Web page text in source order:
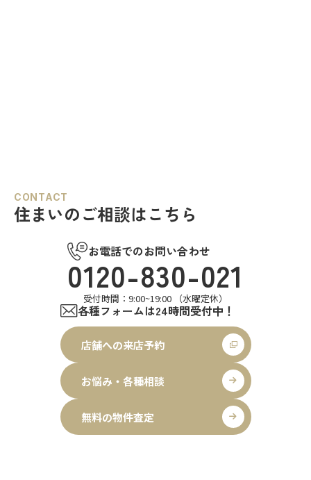
CONTACT
住まいのご相談はこちら
お電話でのお問い合わせ
0120-830-021
受付時間：9:00~19:00 （水曜定休）
各種フォームは24時間受付中！
店舗への来店予約
お悩み・各種相談
無料の物件査定